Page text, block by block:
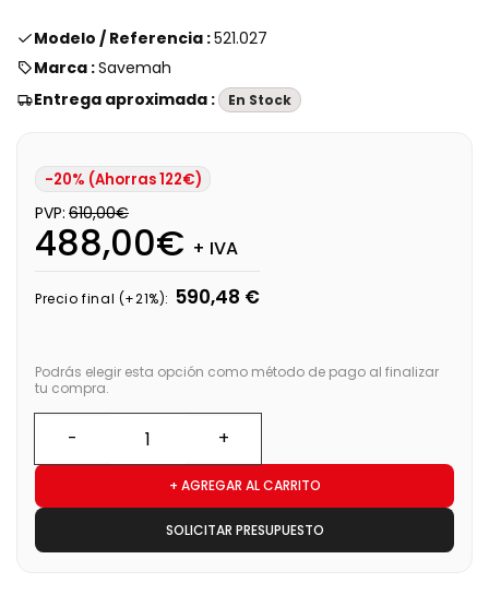
Modelo / Referencia :521.027
Marca :Savemah
Entrega aproximada :
En Stock
-20% (Ahorras 122€)
PVP: 610,00€
488,00€ + IVA
Precio final (+21%): 590,48 €
Podrás elegir esta opción como método de pago al finalizar
tu compra.
+ AGREGAR AL CARRITO
SOLICITAR PRESUPUESTO